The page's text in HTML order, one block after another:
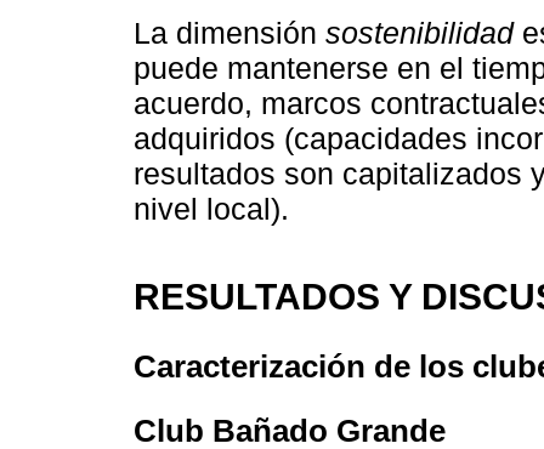
La dimensión sostenibilidad
puede mantenerse en el
acuerdo, marcos
adquiridos (capacidades
resultados son capitalizados
nivel local).
RESULTADOS Y
Caracterización de los
Club Bañado Grande